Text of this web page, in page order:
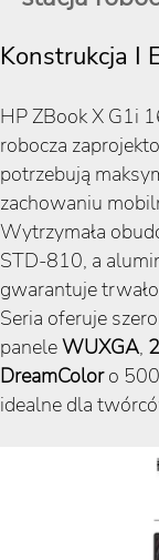
Konstrukcja I
HP ZBook X G1i
robocza
potrzebują
zachowaniu
Wytrzymała
STD-810, a
gwarantuje
Seria oferuje
paneleWUXGA,
DreamColoro
idealne dla